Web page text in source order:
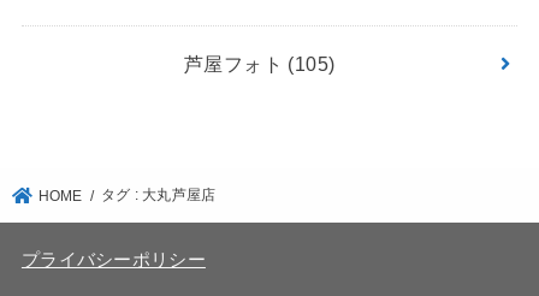
芦屋フォト (105)
HOME タグ : 大丸芦屋店
プライバシーポリシー